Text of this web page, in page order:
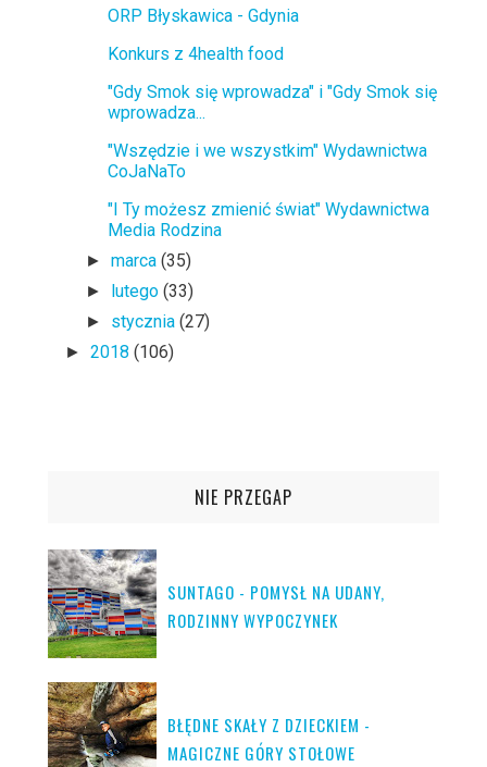
ORP Błyskawica - Gdynia
Konkurs z 4health food
"Gdy Smok się wprowadza" i "Gdy Smok się
wprowadza...
"Wszędzie i we wszystkim" Wydawnictwa
CoJaNaTo
"I Ty możesz zmienić świat" Wydawnictwa
Media Rodzina
►marca(35)
► lutego(33)
► stycznia(27)
► 2018 (106)
NIE PRZEGAP
SUNTAGO - POMYSŁ NA UDANY,
RODZINNY WYPOCZYNEK
BŁĘDNE SKAŁY Z DZIECKIEM -
MAGICZNE GÓRY STOŁOWE